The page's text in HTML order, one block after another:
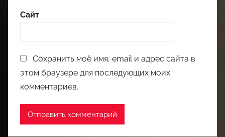
Сайт
Сохранить моё имя, email и адрес сайта в
этом браузере для последующих моих
комментариев.